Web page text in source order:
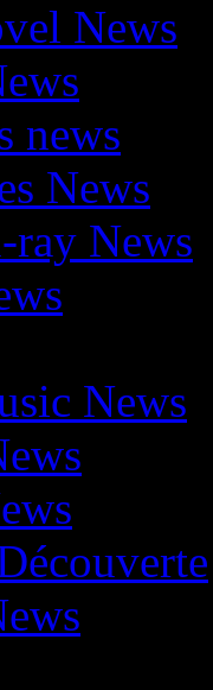
News
news
News
News
News